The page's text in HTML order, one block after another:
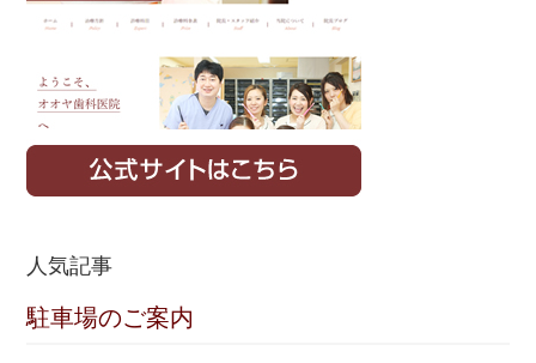
人気記事
駐車場のご案内